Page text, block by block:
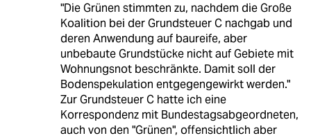
"Die Grünen stimmten zu, nachdem die Große
Koalition bei der Grundsteuer C nachgab und
deren Anwendung auf baureife, aber
unbebaute Grundstücke nicht auf Gebiete mit
Wohnungsnot beschränkte. Damit soll der
Bodenspekulation entgegengewirkt werden."
Zur Grundsteuer C hatte ich eine
Korrespondenz mit Bundestagsabgeordneten,
auch von den "Grünen", offensichtlich aber